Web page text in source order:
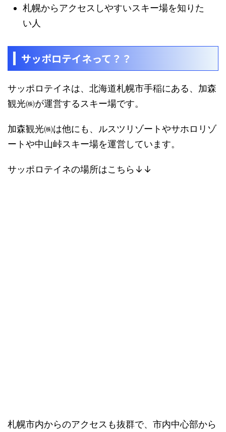
札幌からアクセスしやすいスキー場を知りた
い人
サッポロテイネって？？
サッポロテイネは、北海道札幌市手稲にある、加森
観光㈱が運営するスキー場です。
加森観光㈱は他にも、ルスツリゾートやサホロリゾ
ートや中山峠スキー場を運営しています。
サッポロテイネの場所はこちら↓↓
札幌市内からのアクセスも抜群で、市内中心部から